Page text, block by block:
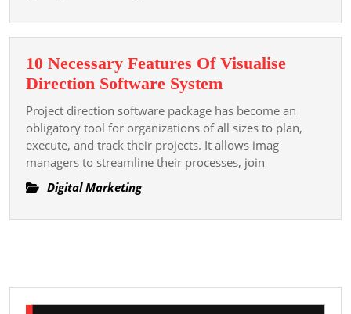
방
다
10 Necessary Features Of Visualise
Direction Software System
Necessary
Features
Of
Visualise
System
Project direction software package has become an
obligatory tool for organizations of all sizes to plan,
execute, and track their projects. It allows imag
managers to streamline their processes, join
Digital Marketing